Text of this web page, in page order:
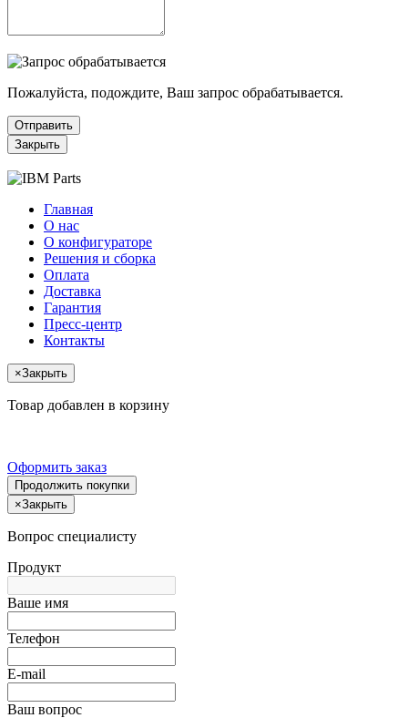
Пожалуйста, подождите, Ваш запрос обрабатывается.
Отправить
Закрыть
Главная
О нас
О конфигураторе
Решения и сборка
Оплата
Доставка
Гарантия
Пресс-центр
Контакты
×Закрыть
Товар добавлен в корзину
Оформить заказ
Продолжить покупки
×Закрыть
Вопрос специалисту
Продукт
Ваше имя
Телефон
E-mail
Ваш вопрос